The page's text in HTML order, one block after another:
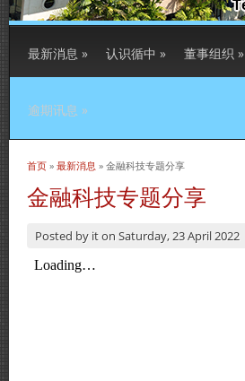
最新消息 » 认识循中 » 董事组织 »
逾期讯息 »
当前位置
首页 » 最新消息 » 金融科技专题分享
金融科技专题分享
Posted by iton Saturday, 23 April 2022